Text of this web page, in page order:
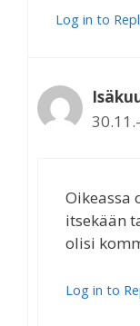
Log in to
Oikeassa
itsekään
olisi
Log in to